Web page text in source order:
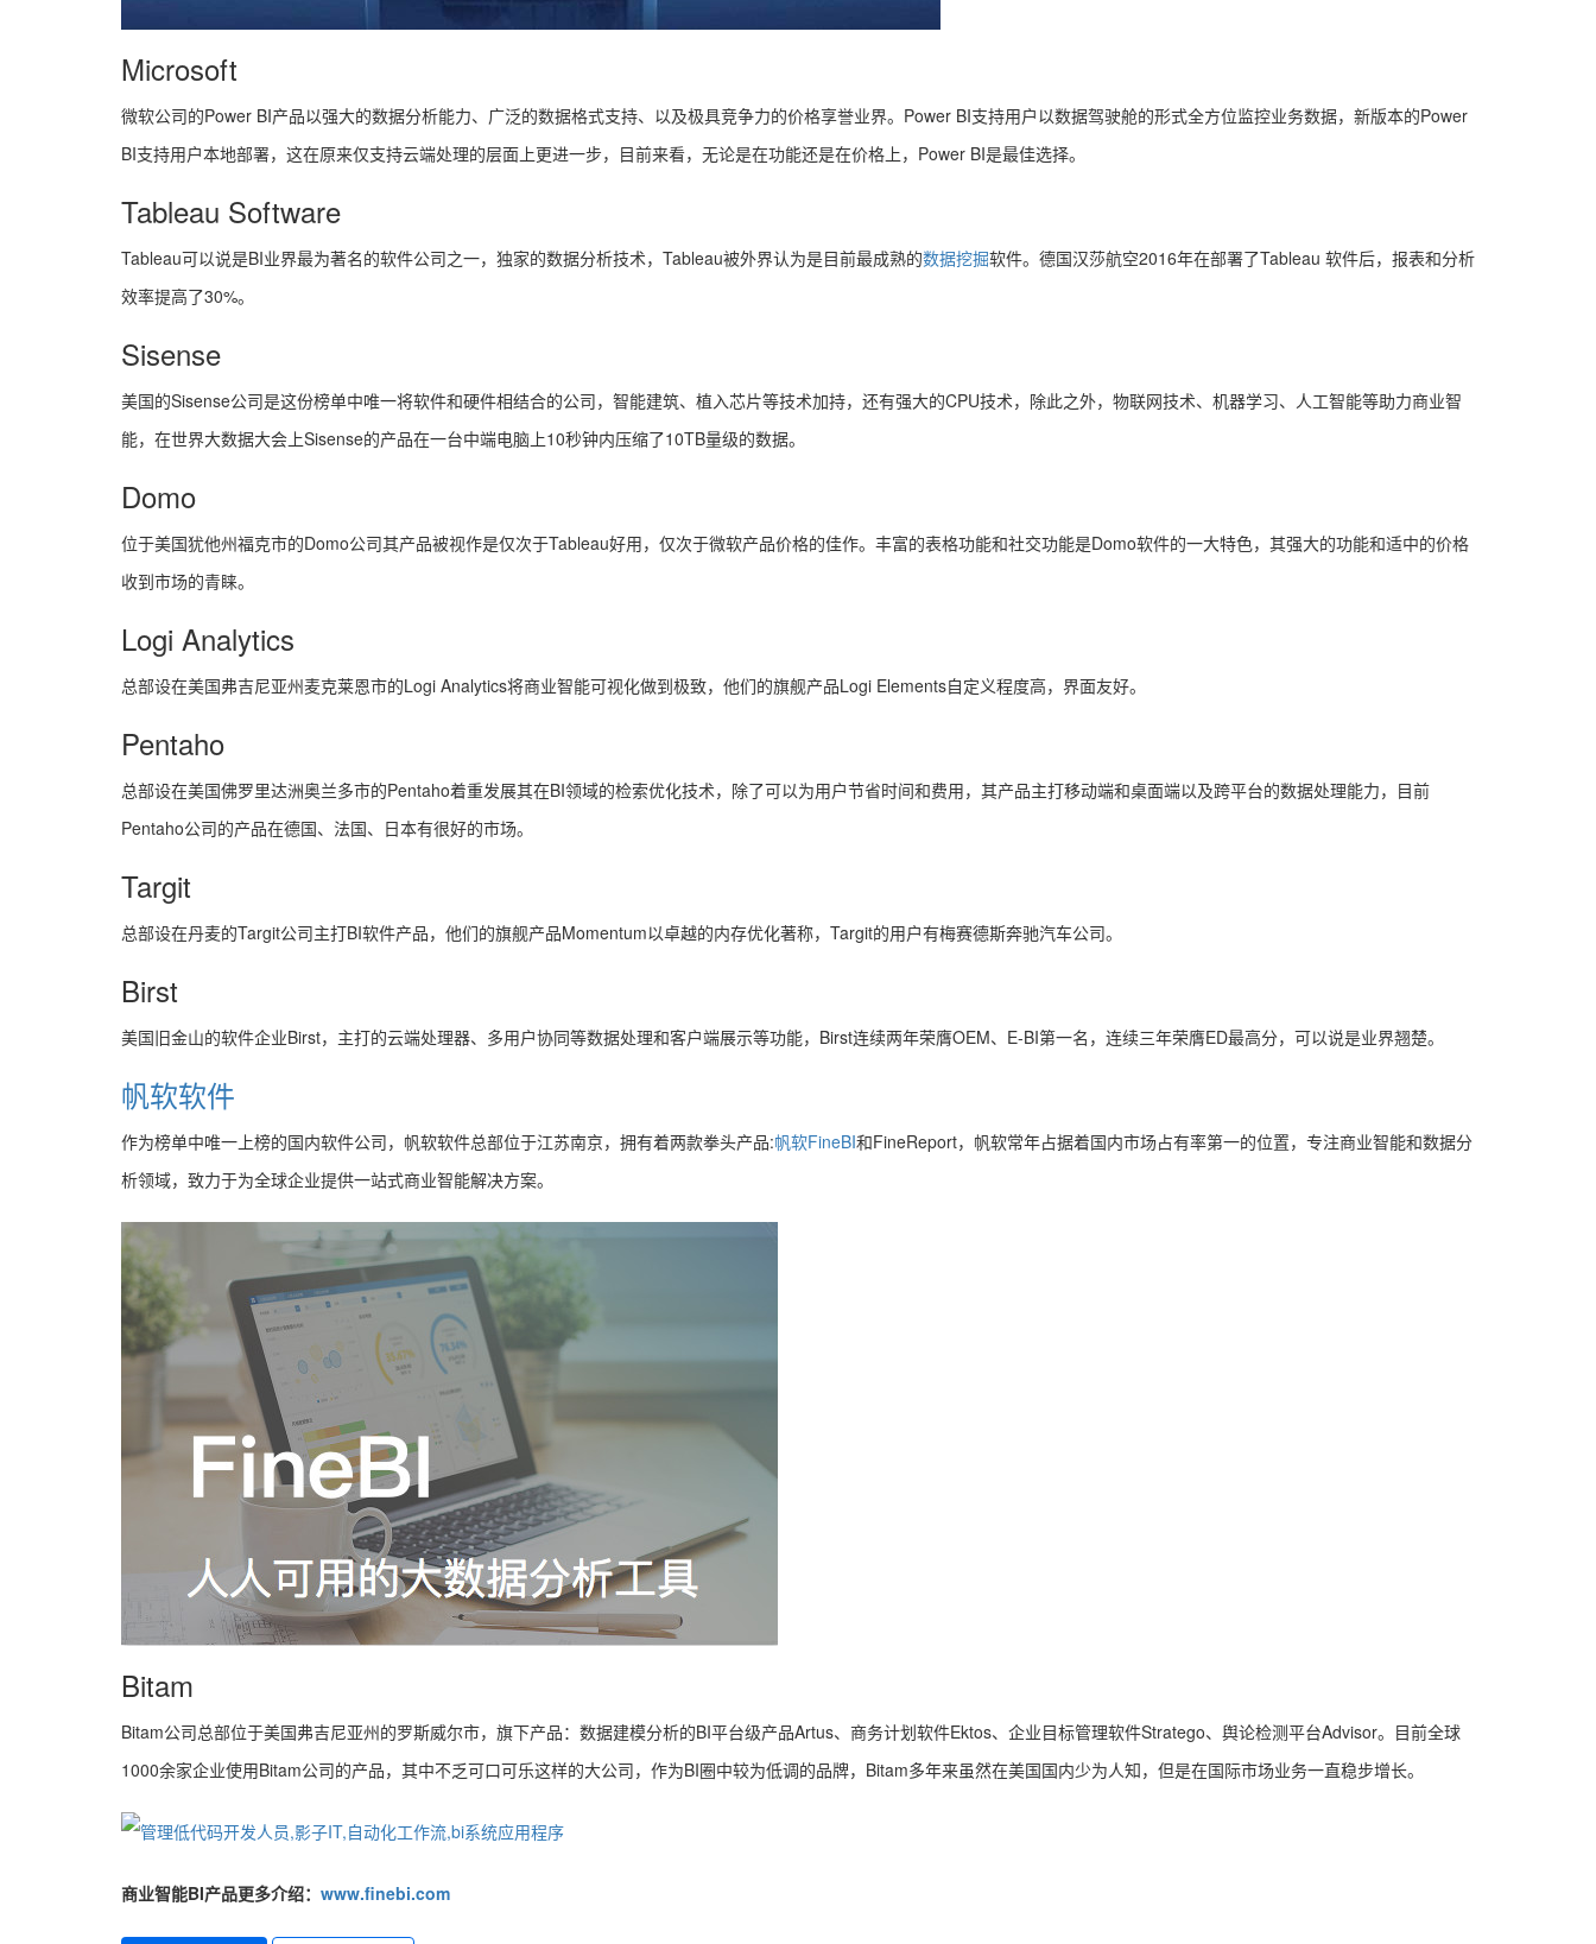
Microsoft
微软公司的Power BI产品以强大的数据分析能力、广泛的数据格式支持、以及极具竞争力的价格享誉业界。Power BI支持用户以数据驾驶舱的形式全方位监控业务数据，新版本的Power
BI支持用户本地部署，这在原来仅支持云端处理的层面上更进一步，目前来看，无论是在功能还是在价格上，Power BI是最佳选择。
Tableau Software
Tableau可以说是BI业界最为著名的软件公司之一，独家的数据分析技术，Tableau被外界认为是目前最成熟的数据挖掘软件。德国汉莎航空2016年在部署了Tableau 软件后，报表和分析
效率提高了30%。
Sisense
美国的Sisense公司是这份榜单中唯一将软件和硬件相结合的公司，智能建筑、植入芯片等技术加持，还有强大的CPU技术，除此之外，物联网技术、机器学习、人工智能等助力商业智
能，在世界大数据大会上Sisense的产品在一台中端电脑上10秒钟内压缩了10TB量级的数据。
Domo
位于美国犹他州福克市的Domo公司其产品被视作是仅次于Tableau好用，仅次于微软产品价格的佳作。丰富的表格功能和社交功能是Domo软件的一大特色，其强大的功能和适中的价格
收到市场的青睐。
Logi Analytics
总部设在美国弗吉尼亚州麦克莱恩市的Logi Analytics将商业智能可视化做到极致，他们的旗舰产品Logi Elements自定义程度高，界面友好。
Pentaho
总部设在美国佛罗里达洲奥兰多市的Pentaho着重发展其在BI领域的检索优化技术，除了可以为用户节省时间和费用，其产品主打移动端和桌面端以及跨平台的数据处理能力，目前
Pentaho公司的产品在德国、法国、日本有很好的市场。
Targit
总部设在丹麦的Targit公司主打BI软件产品，他们的旗舰产品Momentum以卓越的内存优化著称，Targit的用户有梅赛德斯奔驰汽车公司。
Birst
美国旧金山的软件企业Birst，主打的云端处理器、多用户协同等数据处理和客户端展示等功能，Birst连续两年荣膺OEM、E-BI第一名，连续三年荣膺ED最高分，可以说是业界翘楚。
帆软软件
作为榜单中唯一上榜的国内软件公司，帆软软件总部位于江苏南京，拥有着两款拳头产品:帆软FineBI和FineReport，帆软常年占据着国内市场占有率第一的位置，专注商业智能和数据分
析领域，致力于为全球企业提供一站式商业智能解决方案。
Bitam
Bitam公司总部位于美国弗吉尼亚州的罗斯威尔市，旗下产品：数据建模分析的BI平台级产品Artus、商务计划软件Ektos、企业目标管理软件Stratego、舆论检测平台Advisor。目前全球
1000余家企业使用Bitam公司的产品，其中不乏可口可乐这样的大公司，作为BI圈中较为低调的品牌，Bitam多年来虽然在美国国内少为人知，但是在国际市场业务一直稳步增长。
商业智能BI产品更多介绍： www.finebi.com